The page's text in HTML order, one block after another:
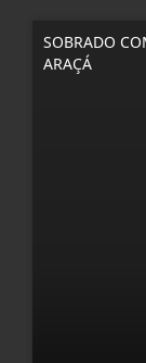
SOBRADO
ARAÇÁ